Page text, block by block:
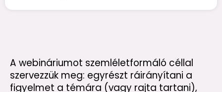
A webináriumot szemléletformáló céllal
szervezzük meg: egyrészt ráirányítani a
figyelmet a témára (vagy rajta tartani),